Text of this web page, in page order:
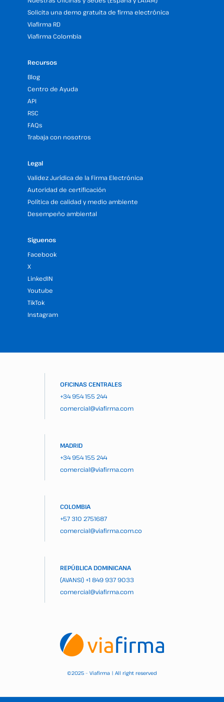
Solicita una demo gratuita de firma electrónica
Viafirma RD
Viafirma Colombia
Recursos
Blog
Centro de Ayuda
API
RSC
FAQs
Trabaja con nosotros
Legal
Validez Jurídica de la Firma Electrónica
Autoridad de certificación
Política de calidad y medio ambiente
Desempeño ambiental
Síguenos
Facebook
X
LinkedIN
Youtube
TikTok
Instagram
OFICINAS CENTRALES
+34 954 155 244
comercial@viafirma.com
MADRID
+34 954 155 244
comercial@viafirma.com
COLOMBIA
+57 310 2751687
comercial@viafirma.com.co
REPÚBLICA DOMINICANA
(AVANSI) +1 849 937 9033
comercial@viafirma.com
©2025 – Viafirma | All right reserved